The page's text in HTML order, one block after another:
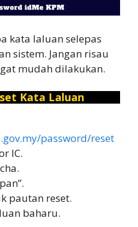
kata laluan selepas
sistem. Jangan risau
mudah dilakukan.
Kata Laluan
password/reset
IC.
pautan reset.
baharu.